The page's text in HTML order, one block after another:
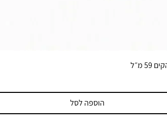
הוספה לסל